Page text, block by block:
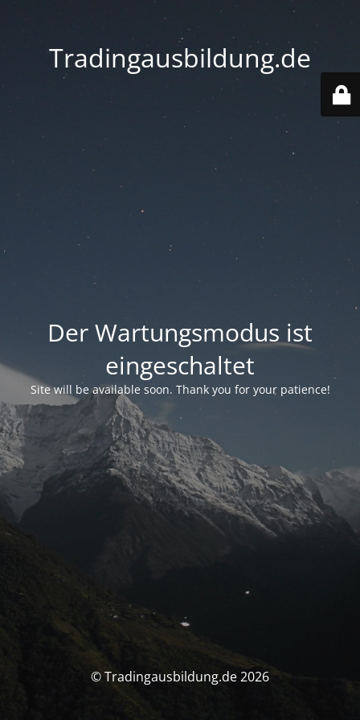
Tradingausbildung.de
Der Wartungsmodus ist
eingeschaltet
Site will be available soon. Thank you for your patience!
© Tradingausbildung.de 2026